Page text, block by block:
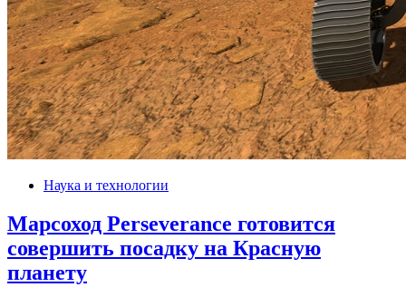
Наука и технологии
Марсоход Perseverance готовится
совершить посадку на Красную
планету